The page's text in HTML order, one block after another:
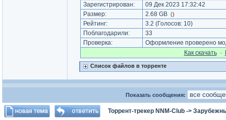
Зарегистрирован:
09 Дек 2023 17:32:42
Размер:
2.68 GB ()
Рейтинг: 3.2 (Голосов: 10)
Поблагодарили:
33
Проверка:
Оформление проверено
Как cкачать·
Список файлов в торренте
Показать сообщения:
Торрент-трекер NNM-Club ->